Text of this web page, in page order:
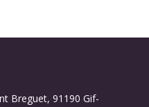
Breguet, 91190 Gif-